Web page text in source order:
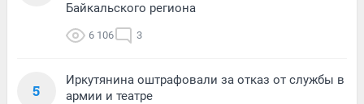
Байкальского региона
6 106 3
5
Иркутянина оштрафовали за отказ от службы в
армии и театре